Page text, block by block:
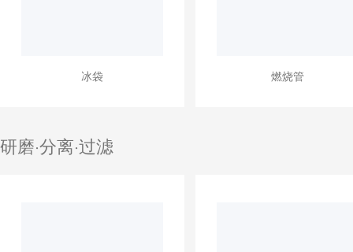
冰袋 燃烧管
研磨·分离·过滤